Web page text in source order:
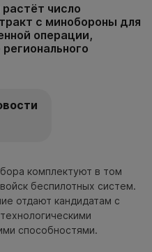
число
с минобороны для
операции,
комплектуют в том
беспилотных систем.
отдают кандидатам с
способностями.